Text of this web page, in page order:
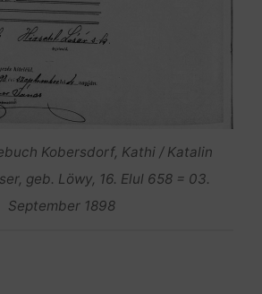
Kobersdorf, Kathi / Katalin
geb. Löwy, 16. Elul 658 = 03.
September 1898